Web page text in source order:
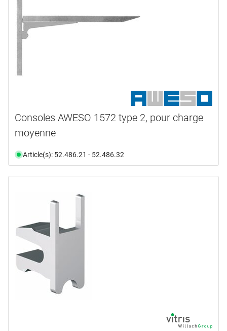
Consoles AWESO 1572 type 2, pour charge
moyenne
Article(s): 52.486.21 - 52.486.32